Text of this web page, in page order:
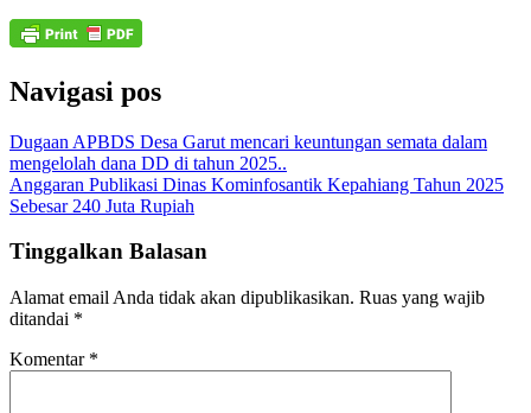
Navigasi pos
Dugaan APBDS Desa Garut mencari keuntungan semata dalam
mengelolah dana DD di tahun 2025..
Anggaran Publikasi Dinas Kominfosantik Kepahiang Tahun 2025
Sebesar 240 Juta Rupiah
Tinggalkan Balasan
Alamat email Anda tidak akan dipublikasikan. Ruas yang wajib
ditandai *
Komentar *